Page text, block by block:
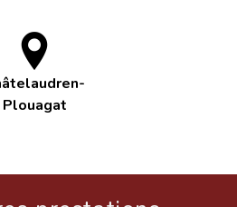
Plouagat